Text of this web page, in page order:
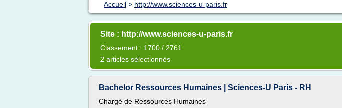
Accueil > http://www.sciences-u-paris.fr
Site : http://www.sciences-u-paris.fr
Classement : 1700 / 2761
2 articles sélectionnés
Bachelor Ressources Humaines | Sciences-U Paris - RH
Chargé de Ressources Humaines